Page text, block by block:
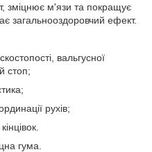
зміцнює м'язи та покращує
загальнооздоровчий ефект.
вальгусної
стоп;
рухів;
гума.